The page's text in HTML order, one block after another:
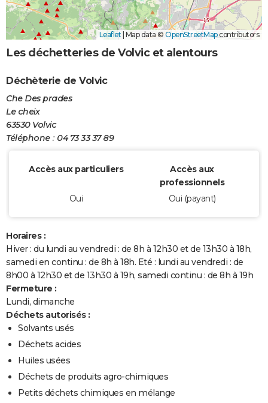
Leaflet Map data © OpenStreetMapcontributors
Les déchetteries de Volvic et alentours
Déchèterie de Volvic
Che Des prades
Le cheix
63530 Volvic
Téléphone : 04 73 33 37 89
Accès aux particuliers
Accès aux
professionnels
Oui
Oui (payant)
Horaires :
Hiver : du lundi au vendredi : de 8h à 12h30 et de 13h30 à 18h,
samedi en continu : de 8h à 18h. Eté : lundi au vendredi : de
8h00 à 12h30 et de 13h30 à 19h, samedi continu : de 8h à 19h
Fermeture :
Lundi, dimanche
Déchets autorisés :
Solvants usés
Déchets acides
Huiles usées
Déchets de produits agro-chimiques
Petits déchets chimiques en mélange